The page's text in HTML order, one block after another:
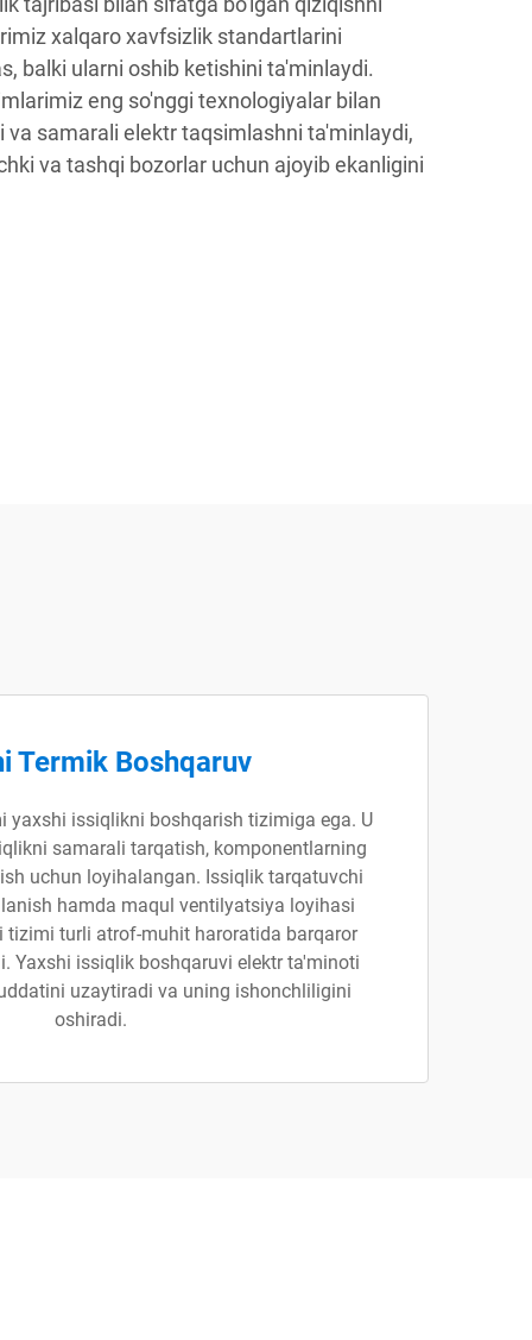
xalqaro xavfsizlik standartlarini
balki ularni oshib ketishini ta'minlaydi.
eng so'nggi texnologiyalar bilan
va samarali elektr taqsimlashni ta'minlaydi,
va tashqi bozorlar uchun ajoyib ekanligini
Termik Boshqaruv
yaxshi issiqlikni boshqarish tizimiga ega. U
samarali tarqatish, komponentlarning
uchun loyihalangan. Issiqlik tarqatuvchi
hamda maqul ventilyatsiya loyihasi
tizimi turli atrof-muhit haroratida barqaror
Yaxshi issiqlik boshqaruvi elektr ta'minoti
uzaytiradi va uning ishonchliligini
oshiradi.